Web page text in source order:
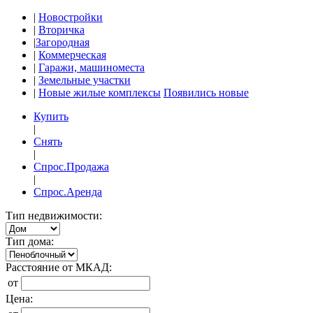
| Новостройки
| Вторичка
|Загородная
| Коммерческая
| Гаражи, машиноместа
| Земельные участки
| Новые жилые комплексы Появились новые
Купить
|
Снять
|
Спрос.Продажа
|
Спрос.Аренда
Тип недвижимости:
Тип дома:
Расстояние от МКАД:
от
Цена: